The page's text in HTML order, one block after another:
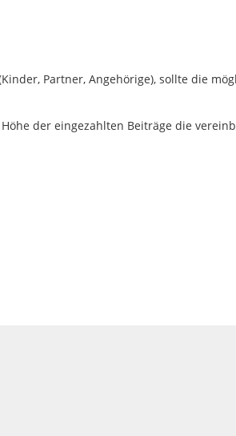
Partner, Angehörige), sollte die
der eingezahlten Beiträge die